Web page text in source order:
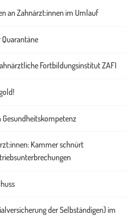
an Zahnärzt:innen im Umlauf
Quarantäne
Fortbildungsinstitut ZAFI
Kammer schnürt
der Selbständigen) im